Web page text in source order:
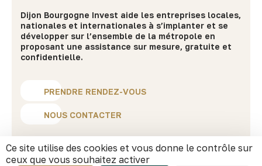
Ce site utilise des cookies et vous donne le contrôle sur
ceux que vous souhaitez activer
Dijon Bourgogne Invest aide les entreprises locales,
nationales et internationales à s’implanter et se
développer sur l’ensemble de la métropole en
proposant une assistance sur mesure, gratuite et
confidentielle.
PRENDRE RENDEZ-VOUS
NOUS CONTACTER
MENU